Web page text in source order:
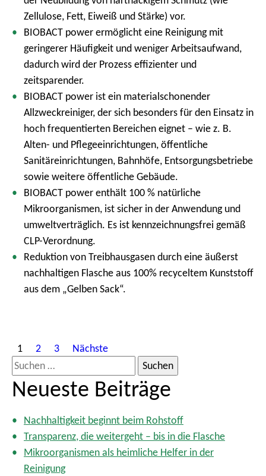
Zellulose, Fett, Eiweiß und Stärke) vor.
BIOBACT power ermöglicht eine Reinigung mit
geringerer Häufigkeit und weniger Arbeitsaufwand,
dadurch wird der Prozess effizienter und
zeitsparender.
BIOBACT power ist ein materialschonender
Allzweckreiniger, der sich besonders für den Einsatz in
hoch frequentierten Bereichen eignet – wie z. B.
Alten- und Pflegeeinrichtungen, öffentliche
Sanitäreinrichtungen, Bahnhöfe, Entsorgungsbetriebe
sowie weitere öffentliche Gebäude.
BIOBACT power enthält 100 % natürliche
Mikroorganismen, ist sicher in der Anwendung und
umweltverträglich. Es ist kennzeichnungsfrei gemäß
CLP-Verordnung.
Reduktion von Treibhausgasen durch eine äußerst
nachhaltigen Flasche aus 100% recyceltem Kunststoff
aus dem „Gelben Sack“.
e
i
t
n
n
u
m
1 2 3
Nächste
S
u
cNeueste Beiträge
Nachhaltigkeit beginnt beim Rohstoff
Transparenz, die weitergeht – bis in die Flasche
Mikroorganismen als heimliche Helfer in der
Reinigung